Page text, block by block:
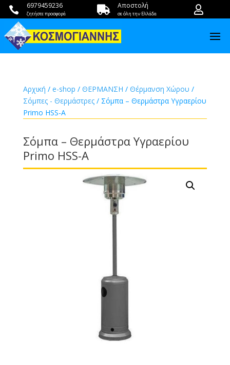
 6979459236
ζητήστε προσφορά  Αποστολή
σε όλη την Ελλάδα 
Αρχική / e-shop / ΘΕΡΜΑΝΣΗ / Θέρμανση Χώρου /
Σόμπες - Θερμάστρες/ Σόμπα – Θερμάστρα Υγραερίου
Primo HSS-A
Σόμπα – Θερμάστρα Υγραερίου
Primo HSS-A